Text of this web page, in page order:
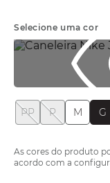
Selecione uma cor
PP P M G
As cores do produto
acordo com a